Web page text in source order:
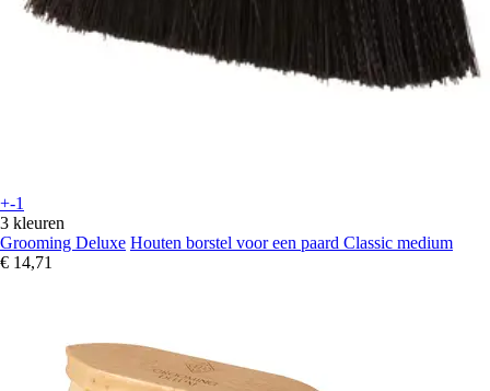
+-1
3 kleuren
Grooming Deluxe Houten borstel voor een paard Classic medium
€ 14,71